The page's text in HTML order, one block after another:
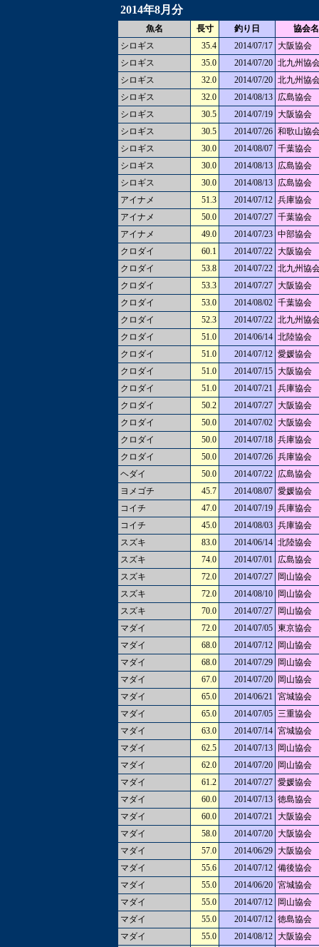
2014年8月分
魚名 長寸 釣り日
協会名
シロギス
35.4 2014/07/17 大阪協会
シロギス
35.0 2014/07/20 北九州協
シロギス
32.0 2014/07/20 北九州協
シロギス
32.0 2014/08/13 広島協会
シロギス
30.5 2014/07/19 大阪協会
シロギス
30.5 2014/07/26 和歌山協
シロギス
30.0 2014/08/07 千葉協会
シロギス
30.0 2014/08/13 広島協会
シロギス
30.0 2014/08/13 広島協会
アイナメ
51.3 2014/07/12 兵庫協会
アイナメ
50.0 2014/07/27 千葉協会
アイナメ
49.0 2014/07/23 中部協会
クロダイ
60.1 2014/07/22 大阪協会
クロダイ
53.8 2014/07/22 北九州協
クロダイ
53.3 2014/07/27 大阪協会
クロダイ
53.0 2014/08/02 千葉協会
クロダイ
52.3 2014/07/22 北九州協
クロダイ
51.0 2014/06/14 北陸協会
クロダイ
51.0 2014/07/12 愛媛協会
クロダイ
51.0 2014/07/15 大阪協会
クロダイ
51.0 2014/07/21 兵庫協会
クロダイ
50.2 2014/07/27 大阪協会
クロダイ
50.0 2014/07/02 大阪協会
クロダイ
50.0 2014/07/18 兵庫協会
クロダイ
50.0 2014/07/26 兵庫協会
ヘダイ
50.0 2014/07/22 広島協会
ヨメゴチ
45.7 2014/08/07 愛媛協会
コイチ
47.0 2014/07/19 兵庫協会
コイチ
45.0 2014/08/03 兵庫協会
スズキ
83.0 2014/06/14 北陸協会
スズキ
74.0 2014/07/01 広島協会
スズキ
72.0 2014/07/27
岡山協会
スズキ
72.0 2014/08/10
岡山協会
スズキ
70.0 2014/07/27
岡山協会
マダイ
72.0 2014/07/05 東京協会
マダイ
68.0 2014/07/12
岡山協会
マダイ
68.0 2014/07/29
岡山協会
マダイ
67.0 2014/07/20
岡山協会
マダイ
65.0 2014/06/21 宮城協会
マダイ
65.0 2014/07/05 三重協会
マダイ
63.0 2014/07/14 宮城協会
マダイ
62.5 2014/07/13
岡山協会
マダイ
62.0 2014/07/20
岡山協会
マダイ
61.2 2014/07/27 愛媛協会
マダイ
60.0 2014/07/13 徳島協会
マダイ
60.0 2014/07/21 大阪協会
マダイ
58.0 2014/07/20 大阪協会
マダイ
57.0 2014/06/29 大阪協会
マダイ
55.6 2014/07/12 備後協会
マダイ
55.0 2014/06/20 宮城協会
マダイ
55.0 2014/07/12
岡山協会
マダイ
55.0 2014/07/12 徳島協会
マダイ
55.0 2014/08/12 大阪協会